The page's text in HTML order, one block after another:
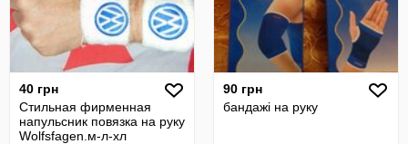
40 грн
Стильная фирменная
напульсник повязка на руку
Wolfsfagen.м-л-хл
90 грн
бандажі на руку